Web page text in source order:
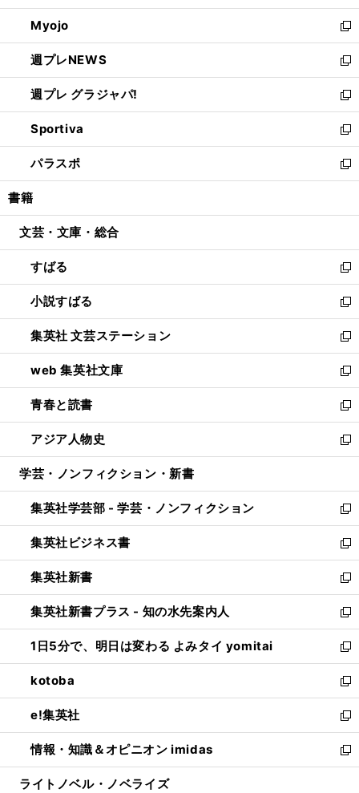
開
く
ウ
で
開
く
ン
ド
ウ
で
開
く
ウ
ィ
ン
ド
ウ
で
開
く
Myojo
新
し
い
ウ
ィ
ン
ド
ウ
で
開
週プレNEWS
新
し
い
ウ
ィ
ン
ド
ウ
開
週プレ グラジャパ!
新
し
い
ウ
ィ
ン
ウ
開
く
Sportiva
新
し
い
ウ
ン
ウ
で
開
く
パラスポ
新
し
ウ
ン
ド
ウ
で
開
く
書籍
文芸・文庫・総合
すばる
新
し
い
ウ
ィ
ン
ド
ウ
で
開
く
小説すばる
新
し
い
ウ
ィ
ン
ド
ウ
で
開
集英社 文芸ステーション
新
し
い
ウ
ィ
ン
ド
ウ
開
く
web 集英社文庫
新
し
い
ウ
ィ
ン
ウ
で
開
く
青春と読書
新
し
い
ウ
ン
ド
ウ
で
開
く
アジア人物史
新
し
ウ
ィ
ン
ド
ウ
で
開
く
学芸・ノンフィクション・新書
集英社学芸部 - 学芸・ノンフィクション
新
し
い
ウ
ィ
ン
ド
ウ
で
開
く
集英社ビジネス書
新
し
い
ウ
ィ
ン
ド
ウ
で
開
く
集英社新書
新
し
い
ウ
ィ
ン
ド
ウ
で
開
く
集英社新書プラス - 知の水先案内人
新
し
い
ウ
ィ
ン
ド
ウ
で
開
1日5分で、明日は変わる よみタイ yomitai
新
し
い
ウ
ィ
ン
ド
ウ
kotoba
新
し
い
ウ
ィ
ン
e!集英社
新
し
い
ウ
情報・知識＆オピニオン imidas
新
し
ライトノベル・ノベライズ